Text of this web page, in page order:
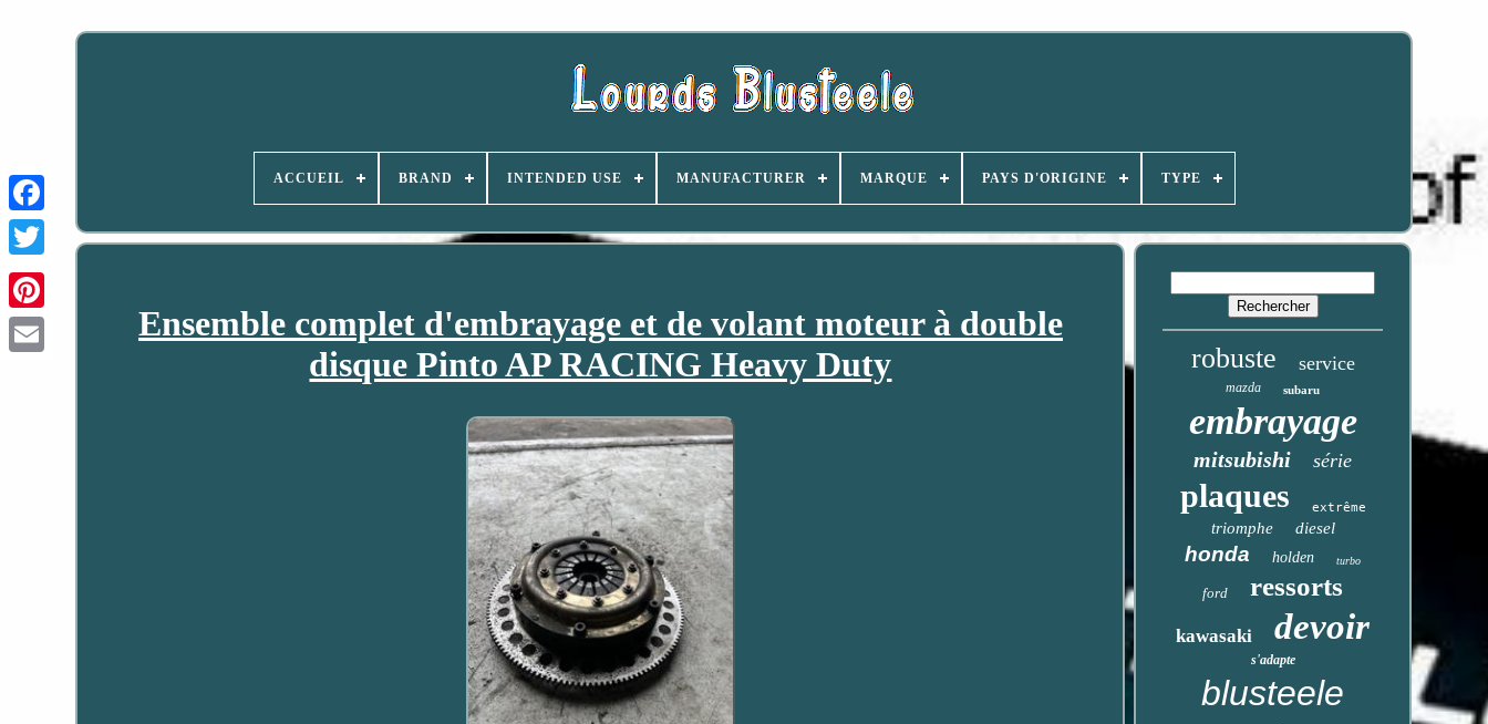
ACCUEIL BRAND INTENDED USE MANUFACTURER MARQUE PAYS D'ORIGINE TYPE
Ensemble complet d'embrayage et de volant moteur à double
disque Pinto AP RACING Heavy Duty
robuste service
mazda subaru
embrayage
mitsubishi série
plaques extrême
triomphe diesel
honda holden turbo
ford ressorts
kawasaki devoir
s'adapte
blusteele